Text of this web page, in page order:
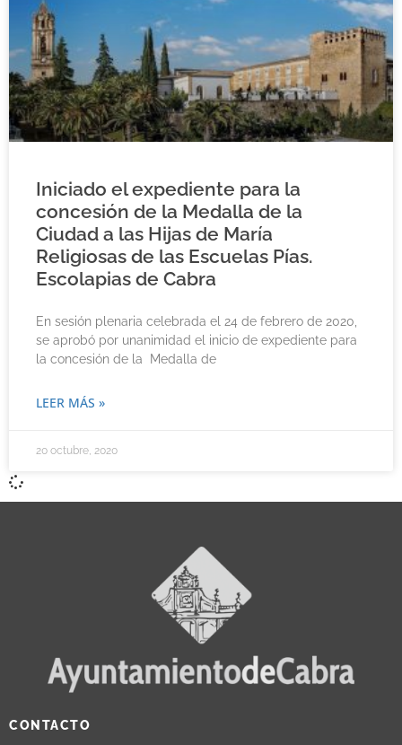
Iniciado el expediente para la
concesión de la Medalla de la
Ciudad a las Hijas de María
Religiosas de las Escuelas Pías.
Escolapias de Cabra
En sesión plenaria celebrada el 24 de febrero de 2020,
se aprobó por unanimidad el inicio de expediente para
la concesión de la Medalla de
LEER MÁS »
20 octubre, 2020
CONTACTO